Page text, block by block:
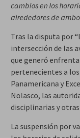
cambios en los
alrededores de
Tras la disputa por
intersección de las
que generó
pertenecientes a
Panamericana y
Nolasco, las
disciplinarias y
La suspensión por